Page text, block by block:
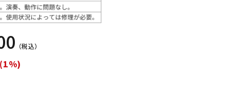
配信/ライブ
機器
（税込）